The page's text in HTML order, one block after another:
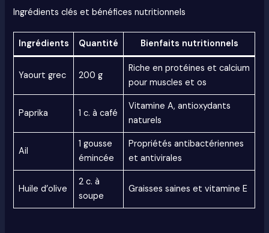
Ingrédients clés et bénéfices nutritionnels
Ingrédients Quantité Bienfaits nutritionnels
Yaourt grec 200 g
Riche en protéines et calcium
pour muscles et os
Paprika 1 c. à café
Vitamine A, antioxydants
naturels
Ail
1 gousse
émincée
Propriétés antibactériennes
et antivirales
Huile d’olive
2 c. à
soupe
Graisses saines et vitamine E